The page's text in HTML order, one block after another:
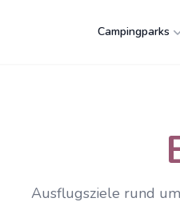
Campingparks
Ausflugsziele rund